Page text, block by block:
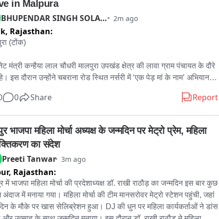
in Malpura
BHUPENDAR SINGH SOLANKI 2m ago
Rajasthan:
(टोंक)
मंत्री कन्हैया लाल चौधरी मालपुरा उपखंड क्षेत्र की लावा ग्राम पंचायत के दौरे
इस दौरान उन्होंने चबराना रोड स्थित नर्सरी में ‘एक पेड़ मां के नाम’ अभियान के
में पर्यावरण संतुलन बनाए रखना बेहद जरूरी है। इसके लिए प्रत्येक व्यक्ति को
कम एक पौधा लगाने और उसकी नियमित देखभाल करने का संकल्प लेना
उन्होंने कहा कि मालपुरा विधानसभा क्षेत्र में करीब एक करोड़ पौधे लगाने का
रखा गया है। अब तक क्षेत्र में करीब दो से तीन लाख पौधे लगाए जा चुके हैं。
ने कहा कि सभी ग्राम पंचायतों में पौधारोपण अभियान चलाकर निर्धारित लक्ष्य को
जाएगा। साथ ही केंद्र सरकार की ‘जी राम जी’ योजना से अभियान को
लगाए गए पौधों की देखभाल सुनिश्चित करने का प्रयास किया जाएगा।
0 Share Report
भाजपा महिला मोर्चा अध्यक्ष के जन्मदिन पर मेट्रो प्रेम, महिला
का संदेश
Preeti Tanwar 3m ago
Rajasthan:
में भाजपा महिला मोर्चा की प्रदेशाध्यक्ष डॉ. राखी राठौड़ का जन्मदिन इस बार कुछ
में मनाया गया। महिला मोर्चा की टीम मानसरोवर मेट्रो स्टेशन पहुंची, जहां
के मौके पर खास सेलिब्रेशन हुआ। DJ की धुन पर महिला कार्यकर्ताओं ने डांस